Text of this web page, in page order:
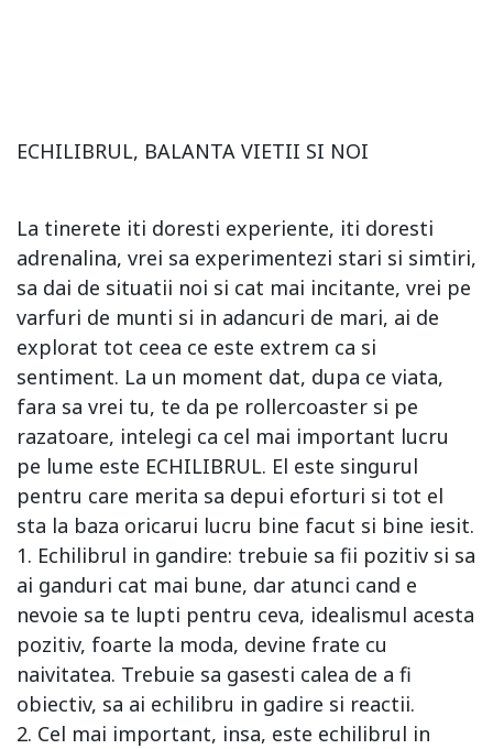
ECHILIBRUL, BALANTA VIETII SI NOI
La tinerete iti doresti experiente, iti doresti
adrenalina, vrei sa experimentezi stari si simtiri,
sa dai de situatii noi si cat mai incitante, vrei pe
varfuri de munti si in adancuri de mari, ai de
explorat tot ceea ce este extrem ca si
sentiment. La un moment dat, dupa ce viata,
fara sa vrei tu, te da pe rollercoaster si pe
razatoare, intelegi ca cel mai important lucru
pe lume este ECHILIBRUL. El este singurul
pentru care merita sa depui eforturi si tot el
sta la baza oricarui lucru bine facut si bine iesit.
1. Echilibrul in gandire: trebuie sa fii pozitiv si sa
ai ganduri cat mai bune, dar atunci cand e
nevoie sa te lupti pentru ceva, idealismul acesta
pozitiv, foarte la moda, devine frate cu
naivitatea. Trebuie sa gasesti calea de a fi
obiectiv, sa ai echilibru in gadire si reactii.
2. Cel mai important, insa, este echilibrul in